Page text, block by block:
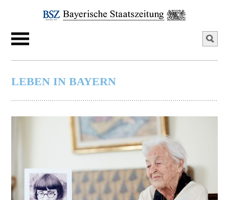
LEBEN IN BAYERN